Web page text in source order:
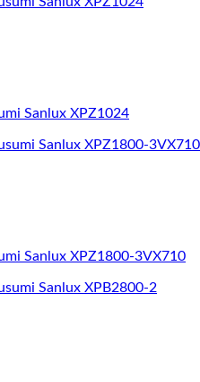
Sanlux XPZ1024
Sanlux XPZ1800-3VX710